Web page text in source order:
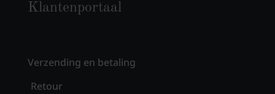
Klantenportaal
Verzending en betaling
Retour